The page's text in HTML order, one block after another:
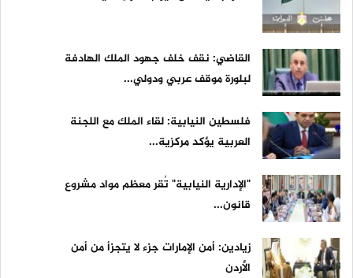
القاضي: نقف خلف جهود الملك الهادفة
لبلورة موقف عربي ودولي...
فلسطين النيابية: لقاء الملك مع اللجنة
العربية يؤكد مركزية...
"الإدارية النيابية" تُقر معظم مواد مشروع
قانون...
زيادين: أمن الإمارات جزء لا يتجزأ من أمن
الأردن